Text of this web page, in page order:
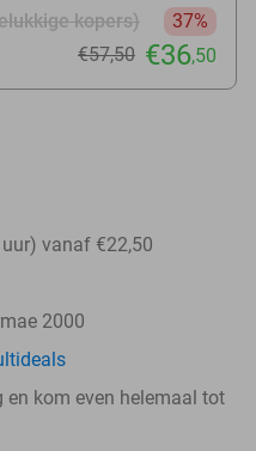
kopers)
37%
€57,50 €36,50
vanaf €22,50
2000
en kom even helemaal tot